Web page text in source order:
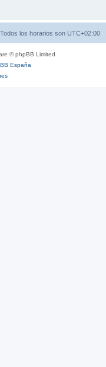
Todos los horarios son UTC+02:00
© phpBB Limited
España